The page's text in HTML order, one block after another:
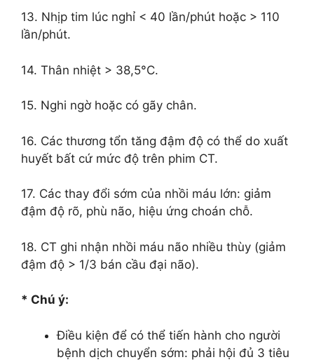
13. Nhịp tim lúc nghỉ < 40 lần/phút hoặc > 110
lần/phút.
14. Thân nhiệt > 38,5°C.
15. Nghi ngờ hoặc có gãy chân.
16. Các thương tổn tăng đậm độ có thể do xuất
huyết bất cứ mức độ trên phim CT.
17. Các thay đổi sớm của nhồi máu lớn: giảm
đậm độ rõ, phù não, hiệu ứng choán chỗ.
18. CT ghi nhận nhồi máu não nhiều thùy (giảm
đậm độ > 1/3 bán cầu đại não).
* Chú ý:
Điều kiện để có thể tiến hành cho người
bệnh dịch chuyển sớm: phải hội đủ 3 tiêu